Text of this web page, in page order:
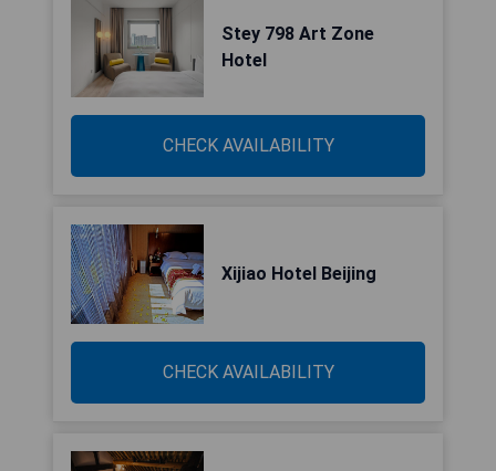
Stey 798 Art Zone
Hotel
CHECK AVAILABILITY
Xijiao Hotel Beijing
CHECK AVAILABILITY